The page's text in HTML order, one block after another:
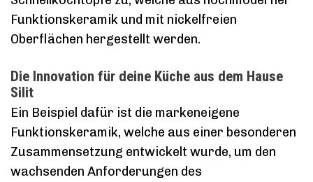
Funktionskeramik und mit nickelfreien
Oberflächen hergestellt werden.
Die Innovation für deine Küche aus dem Hause
Silit
Ein Beispiel dafür ist die markeneigene
Funktionskeramik, welche aus einer besonderen
Zusammensetzung entwickelt wurde, um den
wachsenden Anforderungen des